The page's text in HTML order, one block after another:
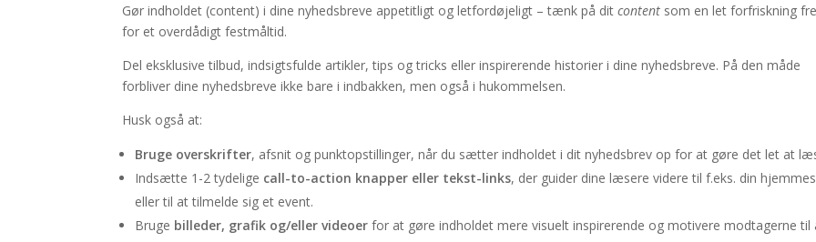
Gør indholdet (content) i dine nyhedsbreve appetitligt og letfordøjeligt – tænk på ditcontent som en let forfriskning
for et overdådigt festmåltid.
Del eksklusive tilbud, indsigtsfulde artikler, tips og tricks eller inspirerende historier i dine nyhedsbreve. På den måde
forbliver dine nyhedsbreve ikke bare i indbakken, men også i hukommelsen.
Husk også at:
Bruge overskrifter, afsnit og punktopstillinger, når du sætter indholdet i dit nyhedsbrev op for at gøre det let at
Indsætte 1-2 tydelige call-to-action knapper eller tekst-links, der guider dine læsere videre til f.eks. din
eller til at tilmelde sig et event.
Bruge billeder, grafik og/eller videoer for at gøre indholdet mere visuelt inspirerende og motivere modtagerne til